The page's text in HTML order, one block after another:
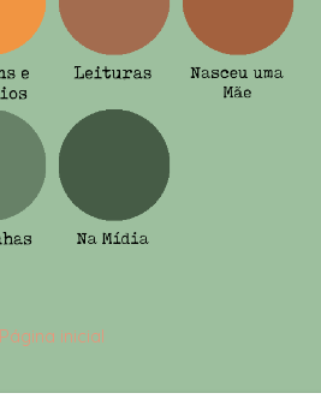
Página inicial